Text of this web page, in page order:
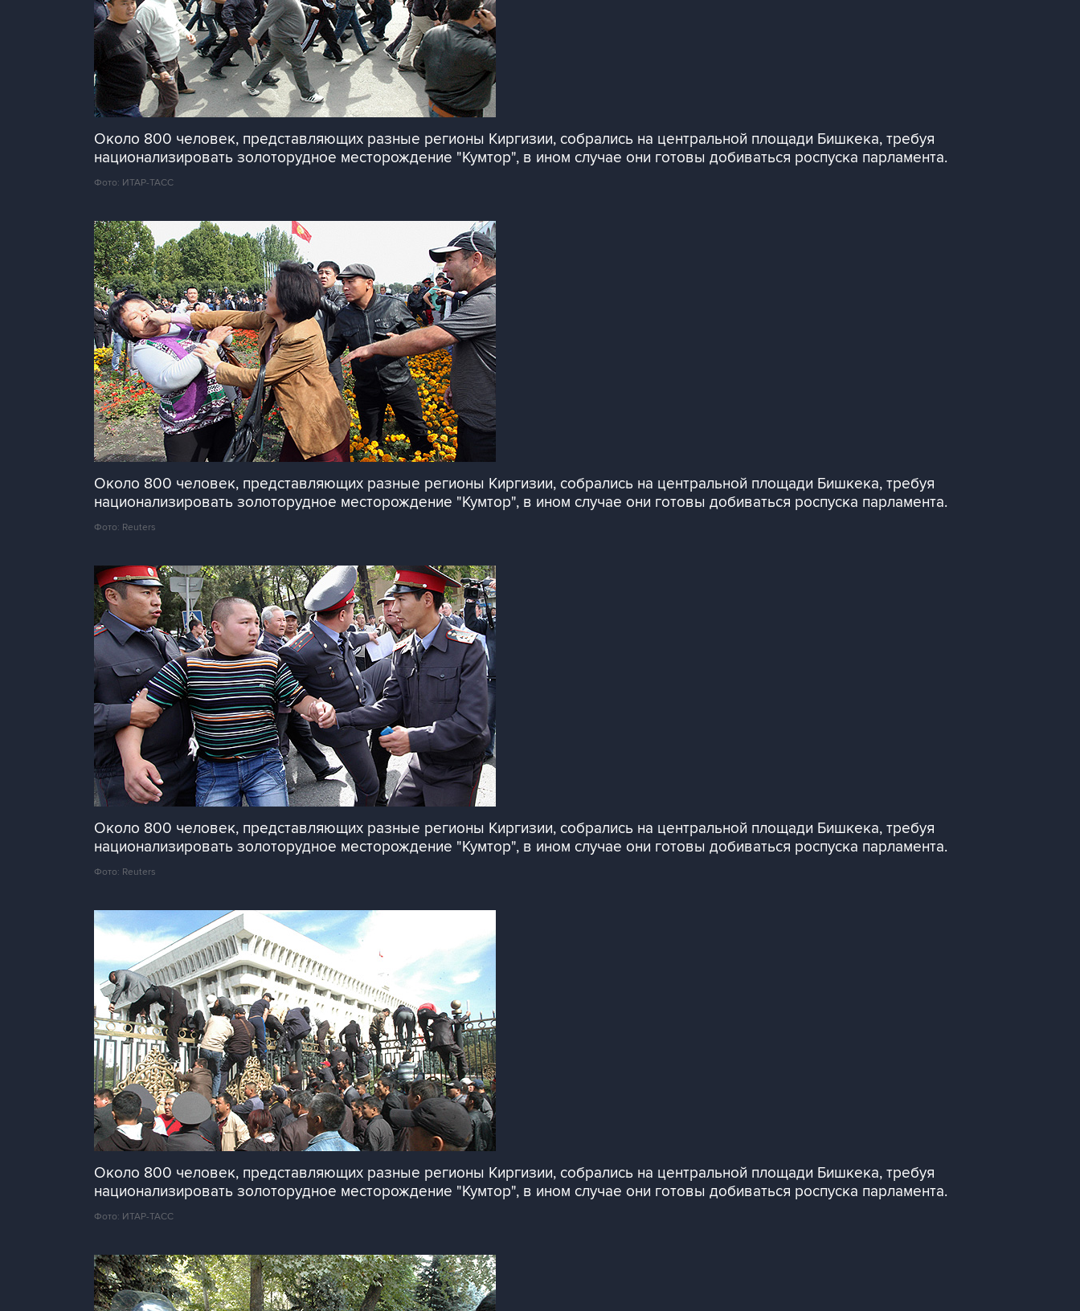
Около 800 человек, представляющих разные регионы Киргизии, собрались на центральной площади Бишкека, требуя
национализировать золоторудное месторождение "Кумтор", в ином случае они готовы добиваться роспуска парламента.
Фото: ИТАР-ТАСС
Около 800 человек, представляющих разные регионы Киргизии, собрались на центральной площади Бишкека, требуя
национализировать золоторудное месторождение "Кумтор", в ином случае они готовы добиваться роспуска парламента.
Фото: Reuters
Около 800 человек, представляющих разные регионы Киргизии, собрались на центральной площади Бишкека, требуя
национализировать золоторудное месторождение "Кумтор", в ином случае они готовы добиваться роспуска парламента.
Фото: Reuters
Около 800 человек, представляющих разные регионы Киргизии, собрались на центральной площади Бишкека, требуя
национализировать золоторудное месторождение "Кумтор", в ином случае они готовы добиваться роспуска парламента.
Фото: ИТАР-ТАСС